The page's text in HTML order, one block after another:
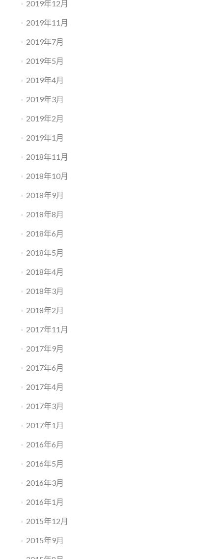
2019年12月
2019年11月
2019年7月
2019年5月
2019年4月
2019年3月
2019年2月
2019年1月
2018年11月
2018年10月
2018年9月
2018年8月
2018年6月
2018年5月
2018年4月
2018年3月
2018年2月
2017年11月
2017年9月
2017年6月
2017年4月
2017年3月
2017年1月
2016年6月
2016年5月
2016年3月
2016年1月
2015年12月
2015年9月